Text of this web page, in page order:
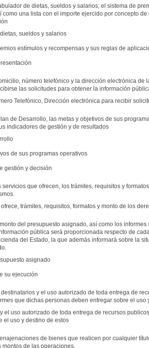
de dietas, sueldos y salarios; el sistema de
como una lista con el importe ejercido por concepto
sueldos y salarios
estímulos y recompensas y sus reglas de
número telefónico y la dirección electrónica de
las solicitudes para obtener la información
Telefónico, Dirección electrónica para recibir
de Desarrollo, las metas y objetivos de sus
indicadores de gestión y de resultados
de sus programas operativos
gestión y decisión
servicios que ofrecen, los trámites, requisitos y
trámites, requisitos, formatos y monto de los
del presupuesto asignado, así como los
pública será proporcionada respecto de
del Estado, la que además informará sobre la
asignado
su ejecución
destinatarios y el uso autorizado de toda entrega de
que dichas personas deben entregar sobre el uso
el uso autorizado de toda entrega de recursos
el uso y destino de estos
de bienes que realicen por cualquier
montos de las operaciones.